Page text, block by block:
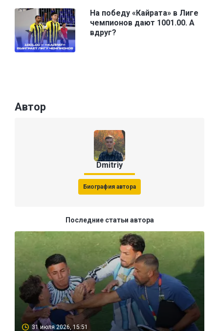
На победу «Кайрата» в Лиге
чемпионов дают 1001.00. А
вдруг?
Автор
Dmitriy
Биография автора
Последние статьи автора
31 июля 2026, 15:51